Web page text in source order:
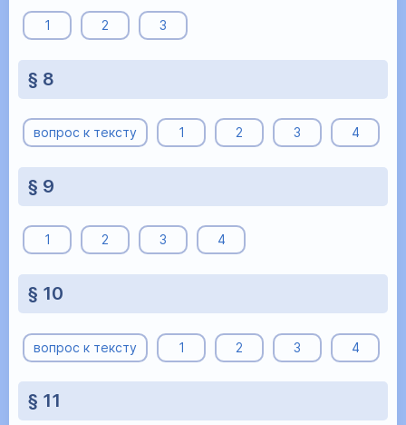
1 2 3
§ 8
вопрос к тексту 1 2 3 4
§ 9
1 2 3 4
§ 10
вопрос к тексту 1 2 3 4
§ 11